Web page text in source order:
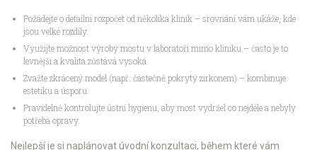
Požádejte o detailní rozpočet od několika klinik – srovnání vám ukáže, kde
jsou velké rozdíly.
Využijte možnost výroby mostu v laboratoři mimo kliniku – často je to
levnější a kvalita zůstává vysoká.
Zvažte zkrácený model (např. částečně pokrytý zirkonem) – kombinuje
estetiku a úsporu.
Pravidelně kontrolujte ústní hygienu, aby most vydržel co nejdéle a nebyly
potřeba opravy.
Nejlepší je si naplánovat úvodní konzultaci, během které vám